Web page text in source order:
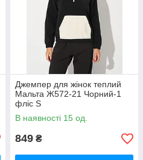
Джемпер для жінок теплий
Мальта Ж572-21 Чорний-1
фліс S
В наявності 15 од.
849 ₴